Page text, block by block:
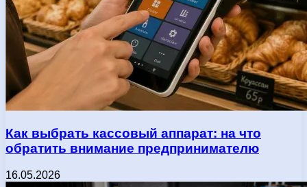
Как выбрать кассовый аппарат: на что
обратить внимание предпринимателю
16.05.2026